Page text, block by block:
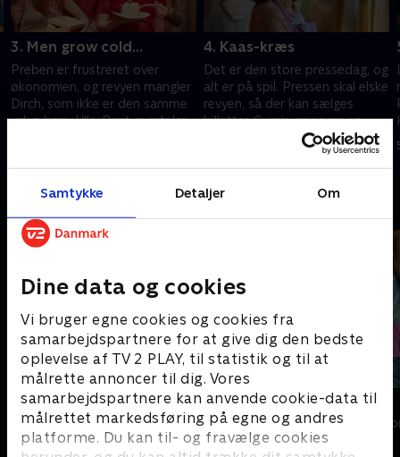
Samtykke Detaljer Om
Dine data og cookies
Vi bruger egne cookies og cookies fra
samarbejdspartnere for at give dig den bedste
oplevelse af TV 2 PLAY, til statistik og til at
målrette annoncer til dig. Vores
samarbejdspartnere kan anvende cookie-data til
målrettet markedsføring på egne og andres
platforme. Du kan til- og fravælge cookies
3. Men grow cold...
Preben er frustreret over
økonomien, og revyen mangler
Dirch, som ikke er den samme
uden ham. Ulla-Berit overtaler
4. Kaas-kræs
Det er den store pressedag, og
alt er på spil. Pressen skal elske
revyen, så der kan sælges
billetter. Sussie opsøger en
advokat i håb om at få en
26. februar 2023 • 44 min
Andre så også
Løgnen
Drama • 1 sæsoner
Killjoy
Drama • 1